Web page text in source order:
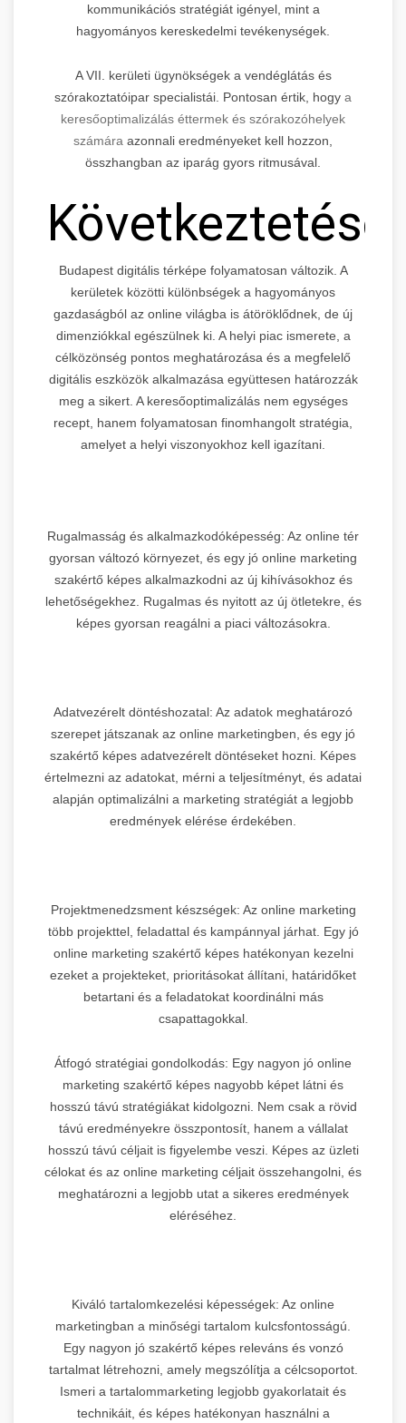
kommunikációs stratégiát igényel, mint a
hagyományos kereskedelmi tevékenységek.
A VII. kerületi ügynökségek a vendéglátás és
szórakoztatóipar specialistái. Pontosan értik, hogy a
keresőoptimalizálás éttermek és szórakozóhelyek
számára azonnali eredményeket kell hozzon,
összhangban az iparág gyors ritmusával.
Budapest digitális térképe folyamatosan változik. A
kerületek közötti különbségek a hagyományos
gazdaságból az online világba is átöröklődnek, de új
dimenziókkal egészülnek ki. A helyi piac ismerete, a
célközönség pontos meghatározása és a megfelelő
digitális eszközök alkalmazása együttesen határozzák
meg a sikert. A keresőoptimalizálás nem egységes
recept, hanem folyamatosan finomhangolt stratégia,
amelyet a helyi viszonyokhoz kell igazítani.
Rugalmasság és alkalmazkodóképesség: Az online tér
gyorsan változó környezet, és egy jó online marketing
szakértő képes alkalmazkodni az új kihívásokhoz és
lehetőségekhez. Rugalmas és nyitott az új ötletekre, és
képes gyorsan reagálni a piaci változásokra.
Adatvezérelt döntéshozatal: Az adatok meghatározó
szerepet játszanak az online marketingben, és egy jó
szakértő képes adatvezérelt döntéseket hozni. Képes
értelmezni az adatokat, mérni a teljesítményt, és adatai
alapján optimalizálni a marketing stratégiát a legjobb
eredmények elérése érdekében.
Projektmenedzsment készségek: Az online marketing
több projekttel, feladattal és kampánnyal járhat. Egy jó
online marketing szakértő képes hatékonyan kezelni
ezeket a projekteket, prioritásokat állítani, határidőket
betartani és a feladatokat koordinálni más
csapattagokkal.
Átfogó stratégiai gondolkodás: Egy nagyon jó online
marketing szakértő képes nagyobb képet látni és
hosszú távú stratégiákat kidolgozni. Nem csak a rövid
távú eredményekre összpontosít, hanem a vállalat
hosszú távú céljait is figyelembe veszi. Képes az üzleti
célokat és az online marketing céljait összehangolni, és
meghatározni a legjobb utat a sikeres eredmények
eléréséhez.
Kiváló tartalomkezelési képességek: Az online
marketingban a minőségi tartalom kulcsfontosságú.
Egy nagyon jó szakértő képes releváns és vonzó
tartalmat létrehozni, amely megszólítja a célcsoportot.
Ismeri a tartalommarketing legjobb gyakorlatait és
technikáit, és képes hatékonyan használni a